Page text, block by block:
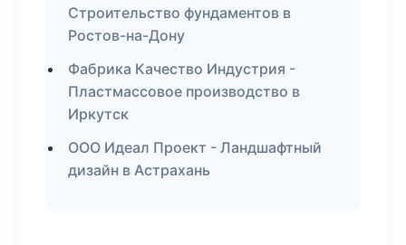
Строительство фундаментов в
Ростов-на-Дону
Фабрика Качество Индустрия -
Пластмассовое производство в
Иркутск
ООО Идеал Проект - Ландшафтный
дизайн в Астрахань